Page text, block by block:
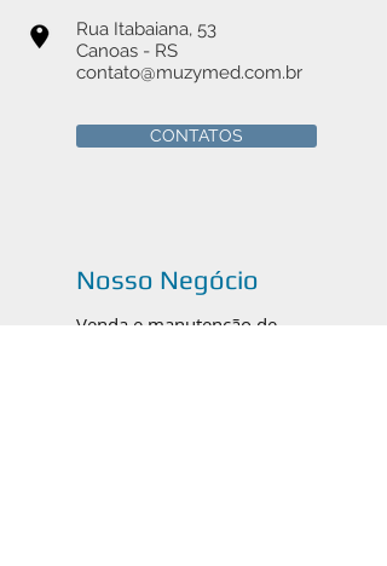
Rua Itabaiana, 53
Canoas - RS
contato@muzymed.com.br
Nosso Negócio
Venda e manutenção de
CONTATOS